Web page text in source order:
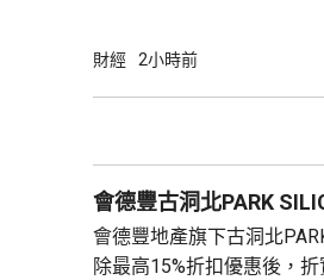
800家。 免去向Yum! Brands支付3%的特許經
財經 2小時前
會德豐古洞北PARK
會德豐地產旗下古洞北
除最高15%折扣優惠後，